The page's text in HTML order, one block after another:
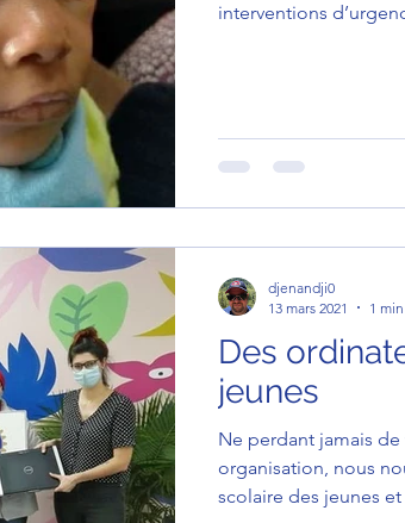
interventions
Des
jeunes
Ne perdant jamais de vue la mission de notre
organisation, nous nous engageons pour la
scolaire des jeunes et
djenandji0
13 mars 2021
1